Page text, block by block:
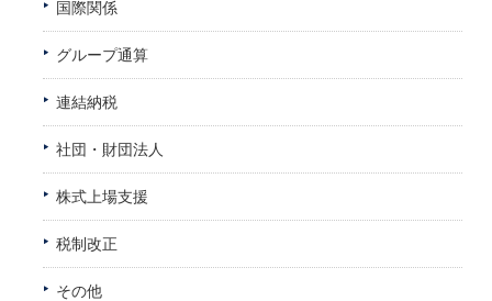
国際関係
グループ通算
連結納税
社団・財団法人
株式上場支援
税制改正
その他